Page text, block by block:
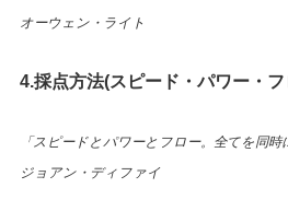
オーウェン・ライト
4.採点方法(スピード・パワー・
「スピードとパワーとフロー。全てを同
ジョアン・ディファイ